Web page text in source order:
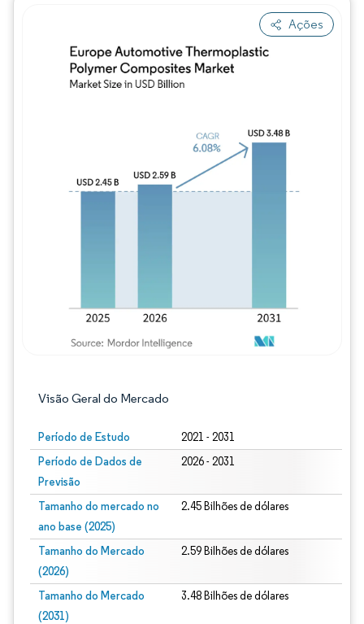
Ações
Visão Geral do Mercado
Período de Estudo 2021 - 2031
Período de Dados de
Previsão
2026 - 2031
Tamanho do mercado no
ano base (2025)
2.45 Bilhões de dólares
Tamanho do Mercado
(2026)
2.59 Bilhões de dólares
Tamanho do Mercado
(2031)
3.48 Bilhões de dólares